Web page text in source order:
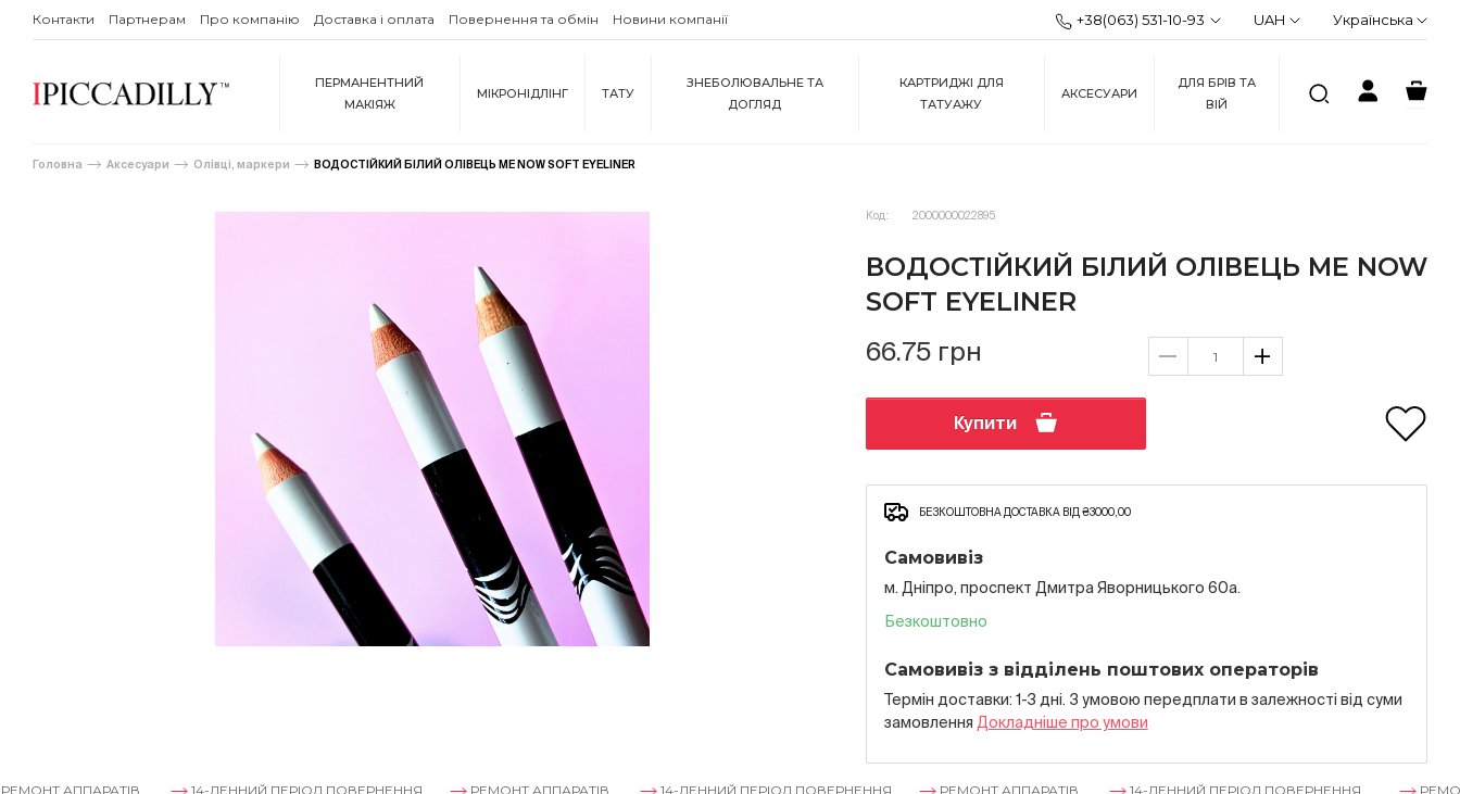
Контакти Партнерам Про компанію Доставка і оплата Повернення та обмін Новини компанії +38(063) 531-10-93 UAH Українська
ПЕРМАНЕНТНИЙ
МАКІЯЖ
МІКРОНІДЛІНГ ТАТУ
ЗНЕБОЛЮВАЛЬНЕ ТА
ДОГЛЯД
КАРТРИДЖІ ДЛЯ
ТАТУАЖУ
АКСЕСУАРИ
ДЛЯ БРІВ ТА
ВІЙ
Головна Аксесуари Олівці, маркери ВОДОСТІЙКИЙ БІЛИЙ ОЛІВЕЦЬ ME NOW SOFT EYELINER
Код: 2000000022895
ВОДОСТІЙКИЙ БІЛИЙ ОЛІВЕЦЬ ME NOW
SOFT EYELINER
66.75 грн
Купити
БЕЗКОШТОВНА ДОСТАВКА ВІД ₴3000,00
Самовивіз
м. Дніпро, проспект Дмитра Яворницького 60а.
Безкоштовно
Самовивіз з відділень поштових операторів
Термін доставки: 1-3 дні. З умовою передплати в залежностi вiд суми
замовлення Докладнiше про умови
14-ДЕННИЙ ПЕРІОД ПОВЕРНЕННЯ РЕМОНТ АППАРАТІВ 14-ДЕННИЙ ПЕРІОД ПОВЕРНЕННЯ РЕМОНТ АППАРАТІВ 14-ДЕННИЙ ПЕРІОД ПОВЕРНЕННЯ РЕМОНТ